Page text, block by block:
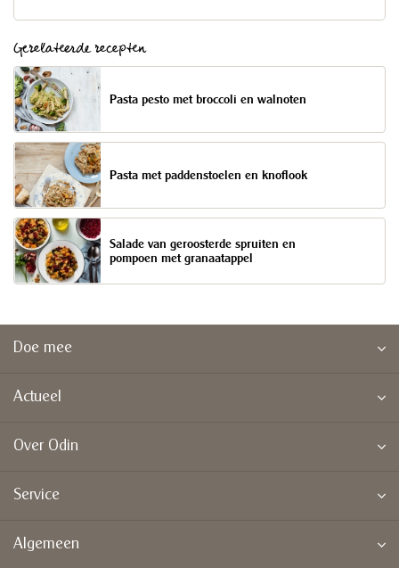
Gerelateerde recepten
Pasta pesto met broccoli en walnoten
Pasta met paddenstoelen en knoflook
Salade van geroosterde spruiten en
pompoen met granaatappel
Doe mee
Actueel
Over Odin
Service
Algemeen